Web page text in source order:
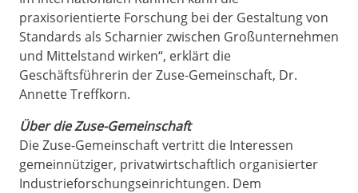
praxisorientierte Forschung bei der Gestaltung von
Standards als Scharnier zwischen Großunternehmen
und Mittelstand wirken“, erklärt die
Geschäftsführerin der Zuse-Gemeinschaft, Dr.
Annette Treffkorn.
Über die Zuse-Gemeinschaft
Die Zuse-Gemeinschaft vertritt die Interessen
gemeinnütziger, privatwirt­schaftlich organisierter
Industrieforschungseinrichtungen. Dem